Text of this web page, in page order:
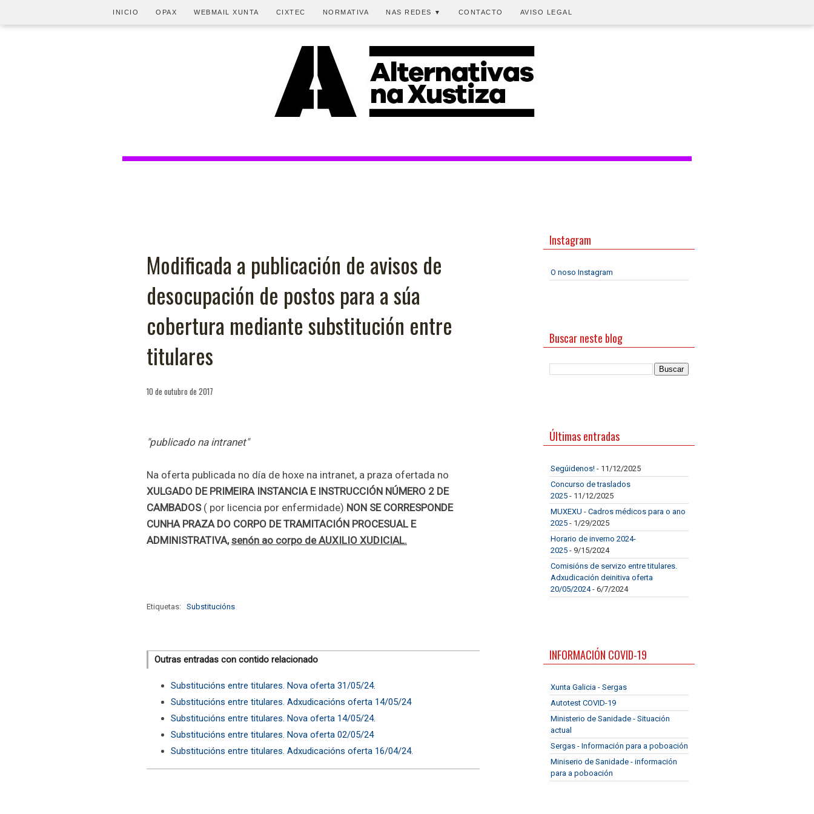
INICIO OPAX WEBMAIL XUNTA CIXTEC NORMATIVA NAS REDES ▼ CONTACTO AVISO LEGAL
Modificada a publicación de avisos de
desocupación de postos para a súa
cobertura mediante substitución entre
titulares
10 de outubro de 2017
"publicado na intranet"
Na oferta publicada no día de hoxe na intranet, a praza ofertada no
XULGADO DE PRIMEIRA INSTANCIA E INSTRUCCIÓN NÚMERO 2 DE
CAMBADOS( por licencia por enfermidade) NON SE CORRESPONDE
CUNHA PRAZA DO CORPO DE TRAMITACIÓN PROCESUAL E
ADMINISTRATIVA,senón ao corpo deAUXILIO XUDICIAL.
Etiquetas: Substitucións
Outras entradas con contido relacionado
Substitucións entre titulares. Nova oferta 31/05/24.
Substitucións entre titulares. Adxudicacións oferta 14/05/24
Substitucións entre titulares. Nova oferta 14/05/24.
Substitucións entre titulares. Nova oferta 02/05/24
Substitucións entre titulares. Adxudicacións oferta 16/04/24.
Instagram
O noso Instagram
Buscar neste blog
Últimas entradas
Segúidenos! - 11/12/2025
Concurso de traslados
2025 - 11/12/2025
MUXEXU - Cadros médicos para o ano
2025 - 1/29/2025
Horario de inverno 2024-
2025 - 9/15/2024
Comisións de servizo entre titulares.
Adxudicación deinitiva oferta
20/05/2024- 6/7/2024
INFORMACIÓN COVID-19
Xunta Galicia - Sergas
Autotest COVID-19
Ministerio de Sanidade - Situación
actual
Sergas - Información para a poboación
Miniserio de Sanidade - información
para a poboación